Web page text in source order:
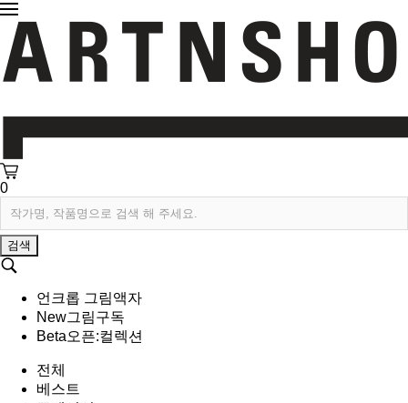
0
검색
언크롭 그림액자
New그림구독
Beta오픈:컬렉션
전체
베스트